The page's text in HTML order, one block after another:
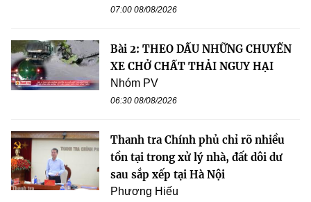
07:00 08/08/2026
Bài 2: THEO DẤU NHỮNG CHUYẾN
XE CHỞ CHẤT THẢI NGUY HẠI
Nhóm PV
06:30 08/08/2026
Thanh tra Chính phủ chỉ rõ nhiều
tồn tại trong xử lý nhà, đất dôi dư
sau sắp xếp tại Hà Nội
Phương Hiếu